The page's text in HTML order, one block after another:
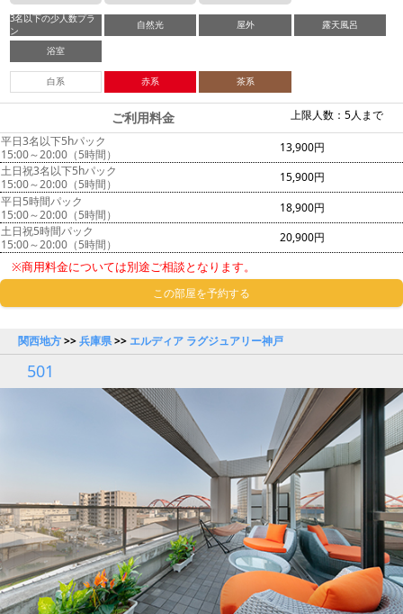
3名以下の少人数プラ
ン
自然光 屋外 露天風呂
浴室
白系 赤系 茶系
上限人数：5人まで
ご利用料金
平日3名以下5hパック
15:00～20:00（5時間）
13,900円
土日祝3名以下5hパック
15:00～20:00（5時間）
15,900円
平日5時間パック
15:00～20:00（5時間）
18,900円
土日祝5時間パック
15:00～20:00（5時間）
20,900円
※商用料金については別途ご相談となります。
この部屋を予約する
関西地方>>兵庫県>> エルディア ラグジュアリー神戸
501